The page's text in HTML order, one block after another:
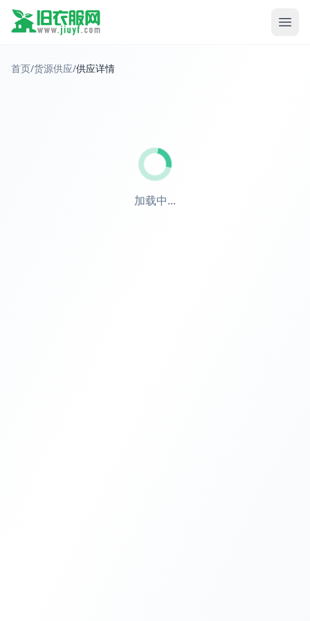
首页/货源供应/供应详情
加载中...